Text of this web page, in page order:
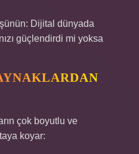
Dijital dünyada
güçlendirdi mi yoksa
çok boyutlu ve
koyar: